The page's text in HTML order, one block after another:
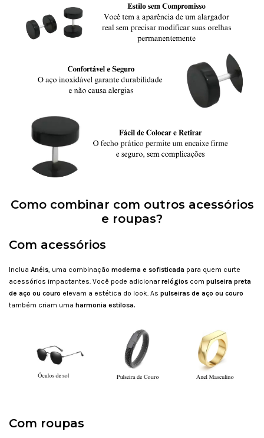
Como combinar com outros acessórios
e roupas?
Com acessórios
Inclua Anéis, uma combinação moderna e sofisticada para quem curte
acessórios impactantes. Você pode adicionarrelógios com pulseira preta
de aço ou couro elevam a estética do look. As pulseiras de aço ou couro
também criam uma harmonia estilosa.
Com roupas